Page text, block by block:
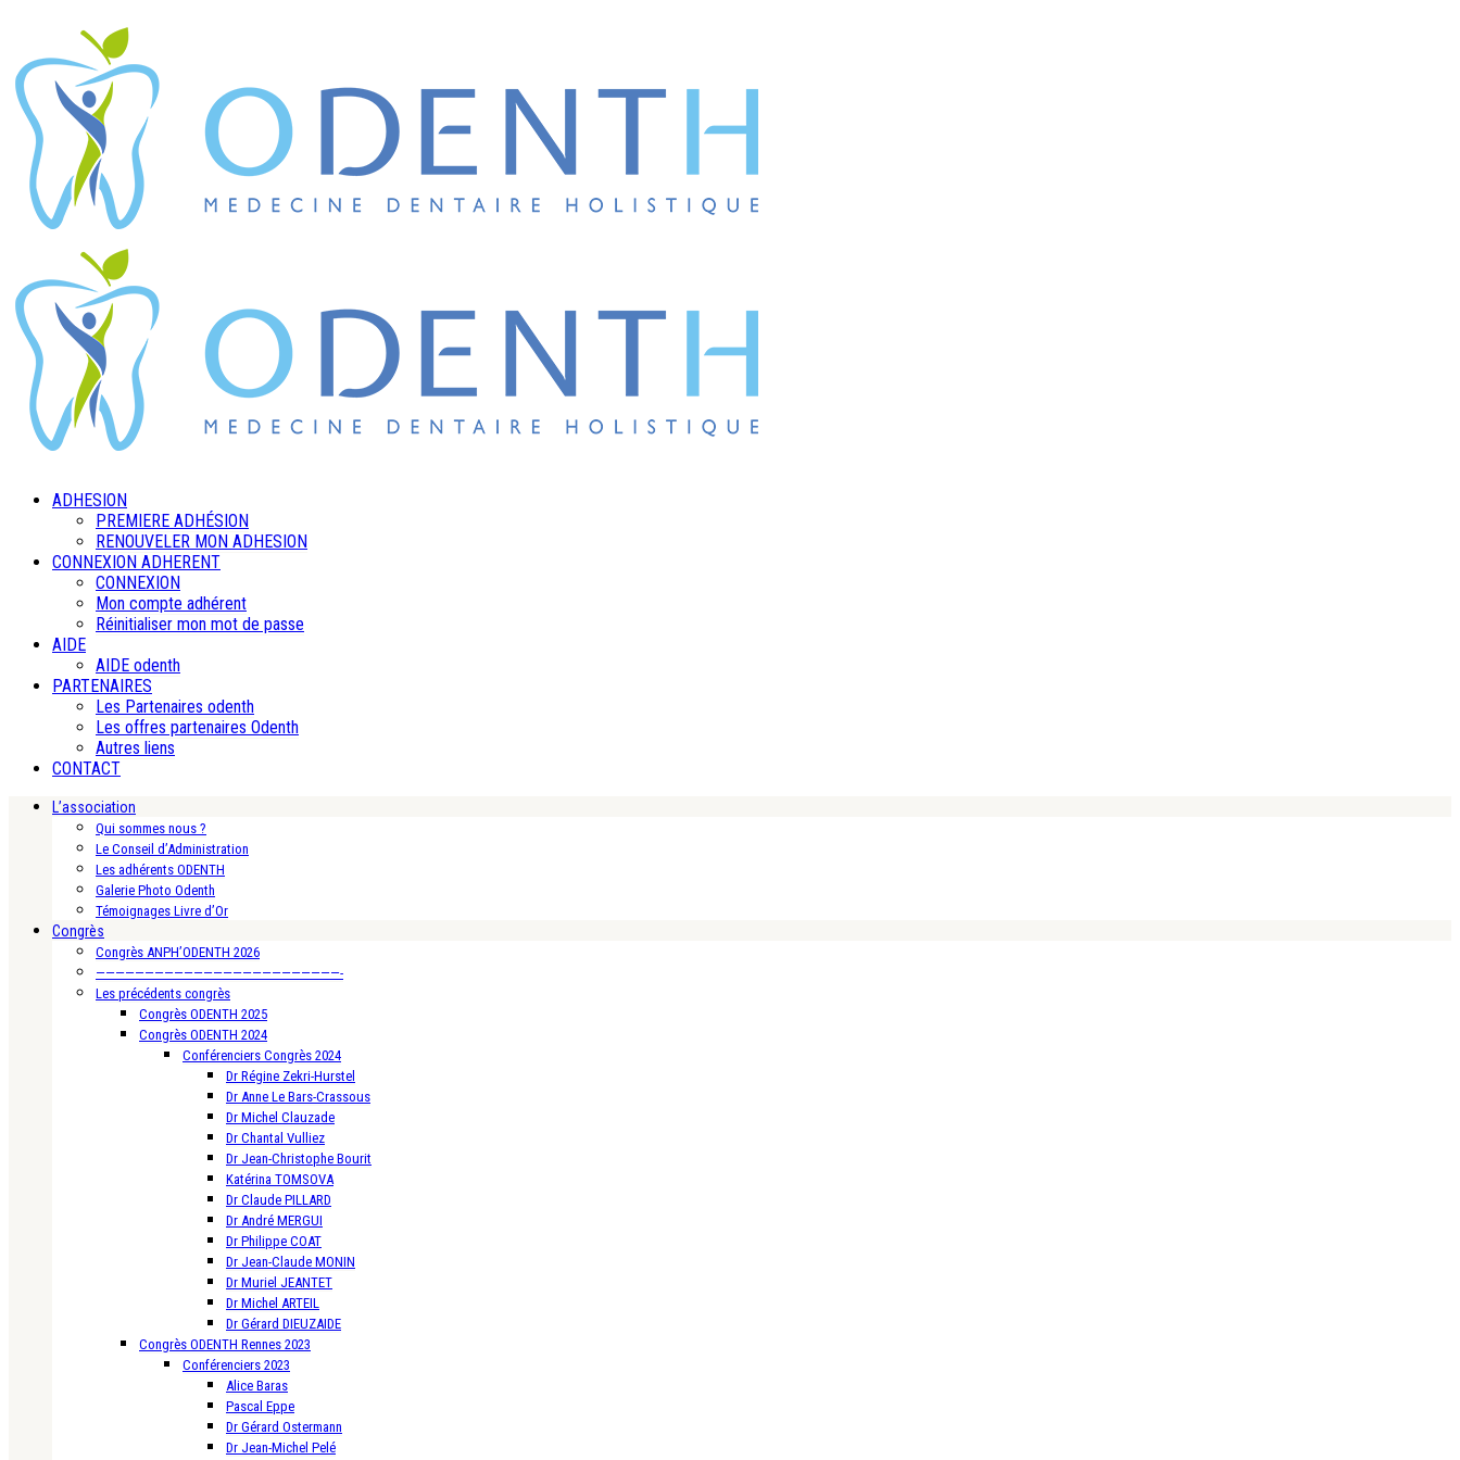
ADHESION
PREMIERE ADHÉSION
RENOUVELER MON ADHESION
CONNEXION ADHERENT
CONNEXION
Mon compte adhérent
Réinitialiser mon mot de passe
AIDE
AIDE odenth
PARTENAIRES
Les Partenaires odenth
Les offres partenaires Odenth
Autres liens
CONTACT
L’association
Qui sommes nous ?
Le Conseil d’Administration
Les adhérents ODENTH
Galerie Photo Odenth
Témoignages Livre d’Or
Congrès
Congrès ANPH’ODENTH 2026
—————————————————————————-
Les précédents congrès
Congrès ODENTH 2025
Congrès ODENTH 2024
Conférenciers Congrès 2024
Dr Régine Zekri-Hurstel
Dr Anne Le Bars-Crassous
Dr Michel Clauzade
Dr Chantal Vulliez
Dr Jean-Christophe Bourit
Katérina TOMSOVA
Dr Claude PILLARD
Dr André MERGUI
Dr Philippe COAT
Dr Jean-Claude MONIN
Dr Muriel JEANTET
Dr Michel ARTEIL
Dr Gérard DIEUZAIDE
Congrès ODENTH Rennes 2023
Conférenciers 2023
Alice Baras
Pascal Eppe
Dr Gérard Ostermann
Dr Jean-Michel Pelé